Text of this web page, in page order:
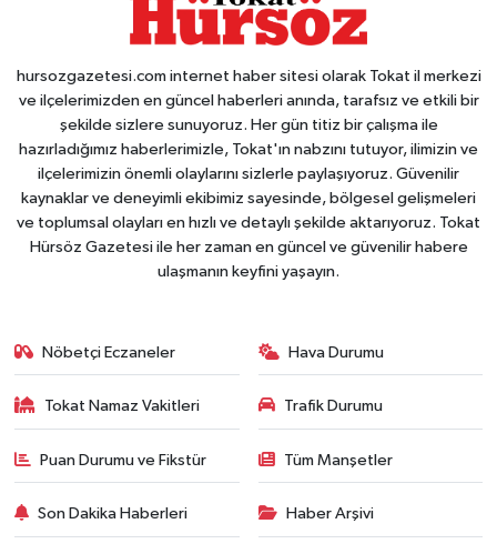
hursozgazetesi.com internet haber sitesi olarak Tokat il merkezi
ve ilçelerimizden en güncel haberleri anında, tarafsız ve etkili bir
şekilde sizlere sunuyoruz. Her gün titiz bir çalışma ile
hazırladığımız haberlerimizle, Tokat'ın nabzını tutuyor, ilimizin ve
ilçelerimizin önemli olaylarını sizlerle paylaşıyoruz. Güvenilir
kaynaklar ve deneyimli ekibimiz sayesinde, bölgesel gelişmeleri
ve toplumsal olayları en hızlı ve detaylı şekilde aktarıyoruz. Tokat
Hürsöz Gazetesi ile her zaman en güncel ve güvenilir habere
ulaşmanın keyfini yaşayın.
Nöbetçi Eczaneler Hava Durumu
Tokat Namaz Vakitleri Trafik Durumu
Puan Durumu ve Fikstür Tüm Manşetler
Son Dakika Haberleri Haber Arşivi